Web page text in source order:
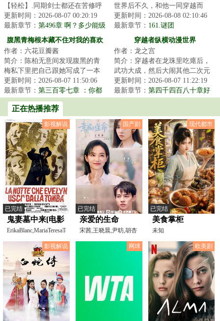
【轻松】.同期剑士都还在苦修呼
吸法，他选择打开系统面进行加
点。当别的队员...
更新时间：2026-08-07 00:20:19
最新章节： 第496章 啊？多少能级
来着？
世界后不久，和他一同穿越而
来、刚答应了他的告白的青梅突
然离奇消失。慎独...
更新时间：2026-08-08 02:10:46
最新章节： 161.谜团
腹黑青梅根本藏不住对我的喜欢
作者：六花豆瓣酱
简介：陈柏无意间发现腹黑的青
梅私下里把自己跟她写成了一本
禁忌小说中的男女主？当这个秘
密无意间被撞破...
更新时间：2026-08-07 11:50:06
最新章节： 第三百零七章 ：你都
没那样“宠溺”的喊过我呢（4K）
穿越者纵横动漫世界
作者：龙之宫
简介：穿越者在龙珠里吃瘪后，
武功大成，然后大闹其他二次元
世界。将穿越进行到底！...
更新时间：2026-08-07 11:22:19
最新章节： 第四千四百八十章好
正在热播推荐
影视解说
已完结
鬼妻墓中来[电影
解说]
ErikaBlanc,MariaTeresaTofano
国产剧
已完结
亲爱的生命
宋茜,王晓晨,尹昉,胡杏
儿,王森,许伟豪,沙宝
现代都市
已完结
美食掌柜
未知
影视解说 网球 欧美剧